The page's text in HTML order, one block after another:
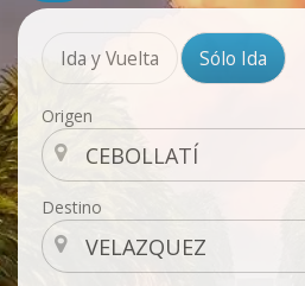
Ida y Vuelta Sólo Ida
Origen
Destino